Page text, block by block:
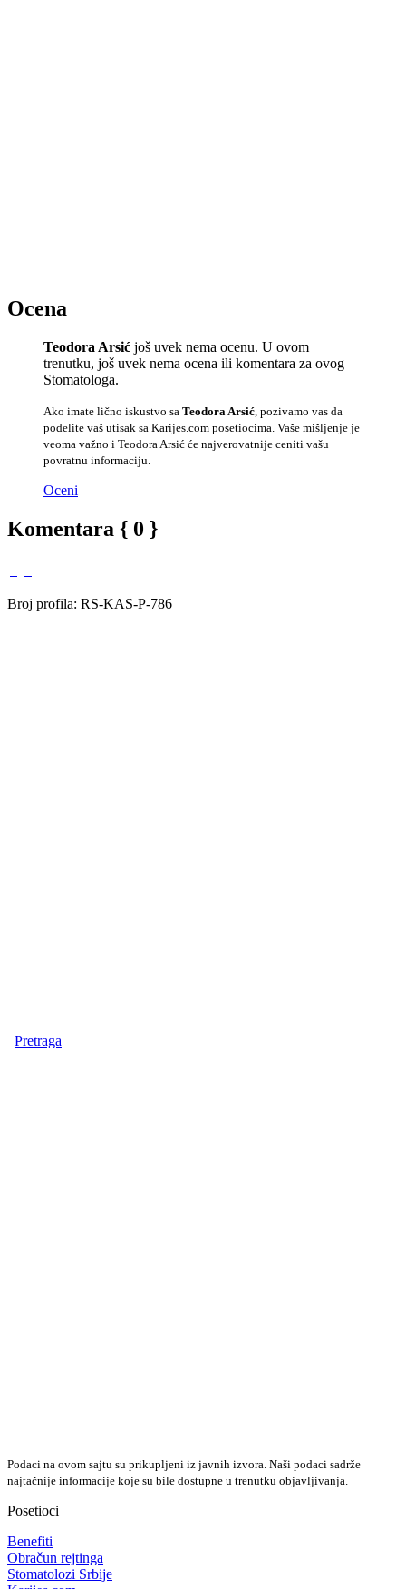
Ocena
Teodora Arsić još uvek nema ocenu. U ovom
trenutku, još uvek nema ocena ili komentara za ovog
Stomatologa.
Ako imate lično iskustvo sa Teodora Arsić , pozivamo vas da
podelite vaš utisak sa Karijes.com posetiocima. Vaše mišljenje je
veoma važno i Teodora Arsić će najverovatnije ceniti vašu
povratnu informaciju.
Oceni
Komentara { 0 }
Broj profila: RS-KAS-P-786
Pretraga
Podaci na ovom sajtu su prikupljeni iz javnih izvora. Naši podaci sadrže
najtačnije informacije koje su bile dostupne u trenutku objavljivanja.
Posetioci
Benefiti
Obračun rejtinga
Stomatolozi Srbije